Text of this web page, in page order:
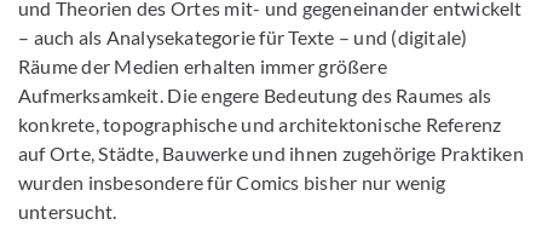
und Theorien des Ortes mit- und gegeneinander entwickelt
– auch als Analysekategorie für Texte – und (digitale)
Räume der Medien erhalten immer größere
Aufmerksamkeit. Die engere Bedeutung des Raumes als
konkrete, topographische und architektonische Referenz
auf Orte, Städte, Bauwerke und ihnen zugehörige Praktiken
wurden insbesondere für Comics bisher nur wenig
untersucht.